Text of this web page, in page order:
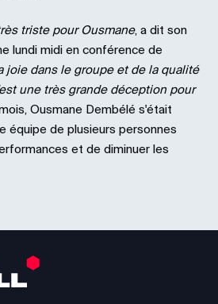
triste pour Ousmane, a dit son
lundi midi en conférence de
joie dans le groupe et de la qualité
une très grande déception pour
Ousmane Dembélé s'était
équipe de plusieurs personnes
et de diminuer les